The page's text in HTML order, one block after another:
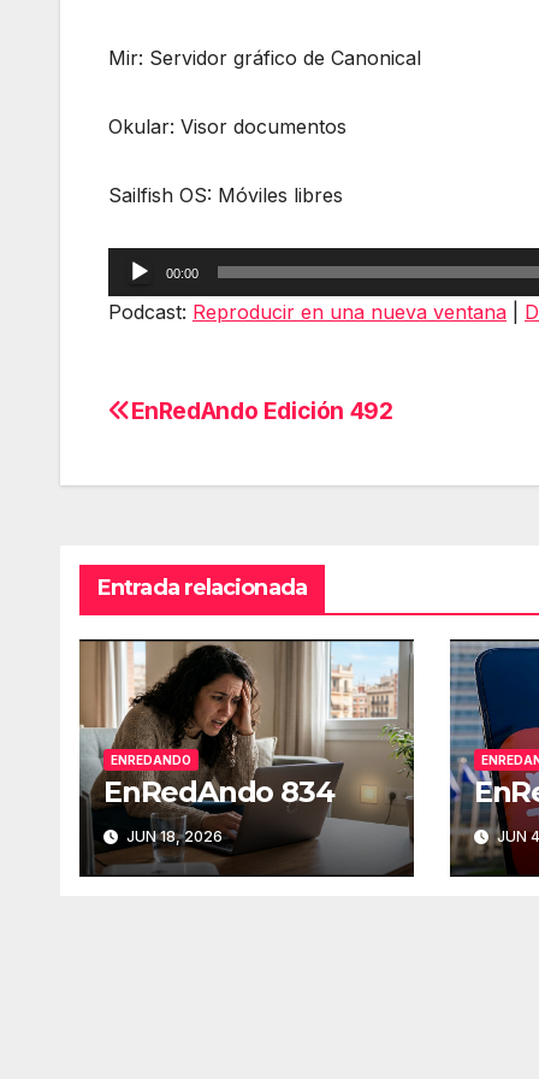
Mir: Servidor gráfico de Canonical
Okular: Visor documentos
Sailfish OS: Móviles libres
Reproductor
de
00:00
Podcast: Reproducir en una nueva ventana
Navegación
EnRedAndo Edición 492
Entrada relacionada
ENREDANDO
EnRedAndo 834
JUN 18, 2026 JUN